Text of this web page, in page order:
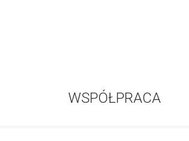
WSPÓŁPRACA